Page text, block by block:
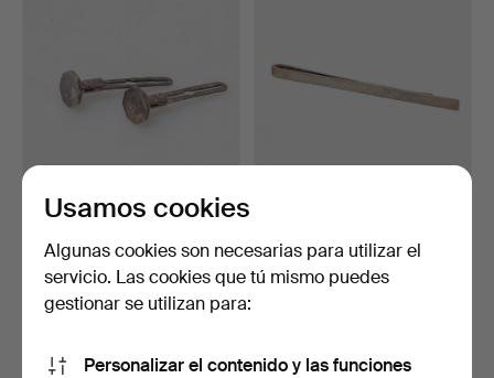
GEMELOS Y BOTONES DE
CUELLO WIWEN
NILSSON,…
Subastado 14 dic 2024
33 pujas
643 USD
ALFILER DE CORBATA
PLATE…
Subastado 14 dic 2024
22 pujas
Usamos cookies
Algunas cookies son necesarias para utilizar el
servicio. Las cookies que tú mismo puedes
gestionar se utilizan para:
Personalizar el contenido y las funciones